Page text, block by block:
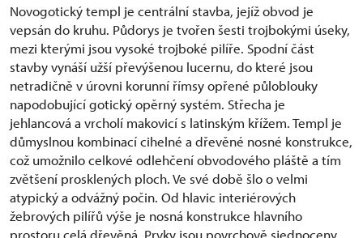
Novogotický templ je centrální stavba, jejíž obvod je
vepsán do kruhu. Půdorys je tvořen šesti trojbokými úseky,
mezi kterými jsou vysoké trojboké pilíře. Spodní část
stavby vynáší užší převýšenou lucernu, do které jsou
netradičně v úrovni korunní římsy opřené půloblouky
napodobující gotický opěrný systém. Střecha je
jehlancová a vrcholí makovicí s latinským křížem. Templ je
důmyslnou kombinací cihelné a dřevěné nosné konstrukce,
což umožnilo celkové odlehčení obvodového pláště a tím
zvětšení prosklených ploch. Ve své době šlo o velmi
atypický a odvážný počin. Od hlavic interiérových
žebrových pilířů výše je nosná konstrukce hlavního
prostoru celá dřevěná. Prvky jsou povrchově sjednoceny